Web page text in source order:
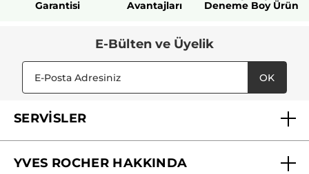
Garantisi
Avantajları
Deneme Boy Ürün
E-Bülten ve Üyelik
OK
SERVİSLER
YVES ROCHER HAKKINDA